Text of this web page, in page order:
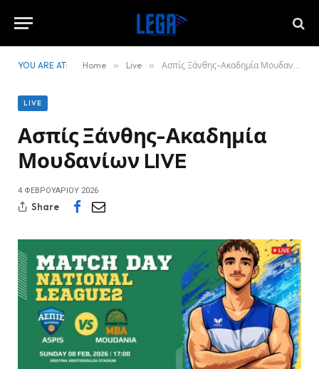
YOU ARE AT: Home » Live » Ασπίς Ξάνθης-Ακαδημία Μουδανίων LIVE
LIVE
Ασπίς Ξάνθης-Ακαδημία
Μουδανίων LIVE
4 ΦΕΒΡΟΥΑΡΊΟΥ 2026
Share